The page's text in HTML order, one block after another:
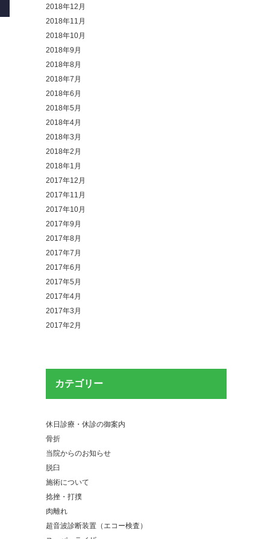
2018年12月
2018年11月
2018年10月
2018年9月
2018年8月
2018年7月
2018年6月
2018年5月
2018年4月
2018年3月
2018年2月
2018年1月
2017年12月
2017年11月
2017年10月
2017年9月
2017年8月
2017年7月
2017年6月
2017年5月
2017年4月
2017年3月
2017年2月
カテゴリー
休日診療・休診の御案内
骨折
当院からのお知らせ
脱臼
施術について
捻挫・打撲
肉離れ
超音波診断装置（エコー検査）